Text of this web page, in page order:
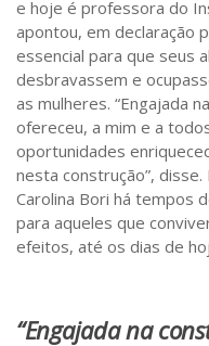
e hoje é professora do
apontou, em declaração
essencial para que seus
desbravassem e
as mulheres. “Engajada
ofereceu, a mim e a
oportunidades
nesta construção”,
Carolina Bori há tempos
para aqueles que
efeitos, até os dias de
“Engajada na